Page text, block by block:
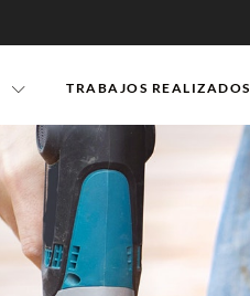
TRABAJOS REALIZADOS